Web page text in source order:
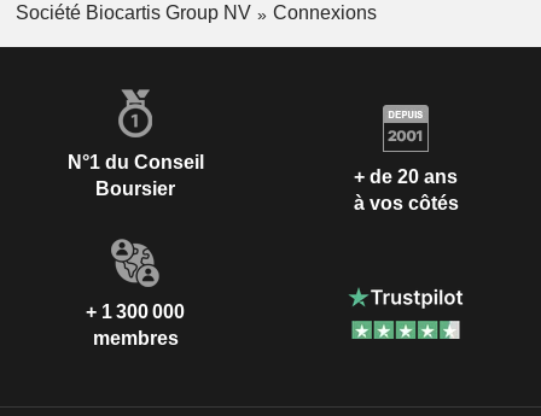
Société Biocartis Group NV
Connexions
N°1 du Conseil
Boursier
+ de 20 ans
à vos côtés
+ 1 300 000
membres